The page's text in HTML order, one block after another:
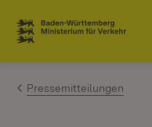
Zum Inhalt
Link zur Startseite
Pressemitteilungen